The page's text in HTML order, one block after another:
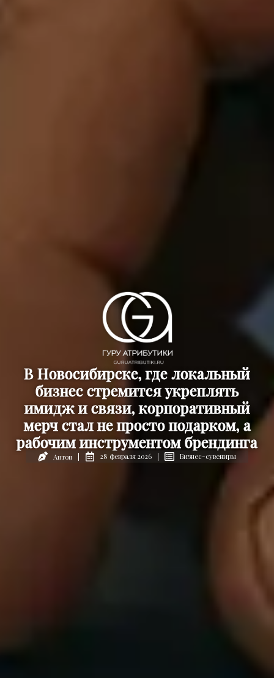
В Новосибирске, где локальный
бизнес стремится укреплять
имидж и связи, корпоративный
мерч стал не просто подарком, а
рабочим инструментом брендинга
Антон 28 февраля 2026 Бизнес-сувениры